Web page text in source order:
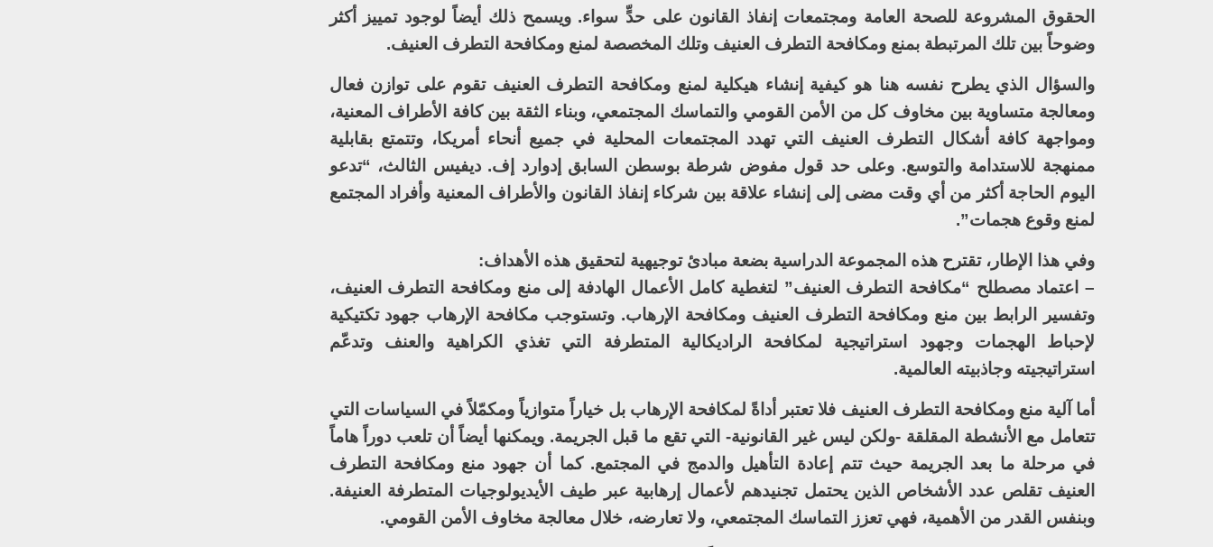
الحقوق المشروعة للصحة العامة ومجتمعات إنفاذ القانون على حدٍّ سواء. ويسمح ذلك أيضاً لوجود تمييز أكثر
وضوحاً بين تلك المرتبطة بمنع ومكافحة التطرف العنيف وتلك المخصصة لمنع ومكافحة التطرف العنيف.
والسؤال الذي يطرح نفسه هنا هو كيفية إنشاء هيكلية لمنع ومكافحة التطرف العنيف تقوم على توازن فعال
ومعالجة متساوية بين مخاوف كل من الأمن القومي والتماسك المجتمعي، وبناء الثقة بين كافة الأطراف المعنية،
ومواجهة كافة أشكال التطرف العنيف التي تهدد المجتمعات المحلية في جميع أنحاء أمريكا، وتتمتع بقابلية
ممنهجة للاستدامة والتوسع. وعلى حد قول مفوض شرطة بوسطن السابق إدوارد إف. ديفيس الثالث، “تدعو
اليوم الحاجة أكثر من أي وقت مضى إلى إنشاء علاقة بين شركاء إنفاذ القانون والأطراف المعنية وأفراد المجتمع
لمنع وقوع هجمات”.
وفي هذا الإطار، تقترح هذه المجموعة الدراسية بضعة مبادئ توجيهية لتحقيق هذه الأهداف:
– اعتماد مصطلح “مكافحة التطرف العنيف” لتغطية كامل الأعمال الهادفة إلى منع ومكافحة التطرف العنيف،
وتفسير الرابط بين منع ومكافحة التطرف العنيف ومكافحة الإرهاب. وتستوجب مكافحة الإرهاب جهود تكتيكية
لإحباط الهجمات وجهود استراتيجية لمكافحة الراديكالية المتطرفة التي تغذي الكراهية والعنف وتدعّم
استراتيجيته وجاذبيته العالمية.
أما آلية منع ومكافحة التطرف العنيف فلا تعتبر أداةً لمكافحة الإرهاب بل خياراً متوازياً ومكمّلاً في السياسات التي
تتعامل مع الأنشطة المقلقة -ولكن ليس غير القانونية- التي تقع ما قبل الجريمة. ويمكنها أيضاً أن تلعب دوراً هاماً
في مرحلة ما بعد الجريمة حيث تتم إعادة التأهيل والدمج في المجتمع. كما أن جهود منع ومكافحة التطرف
العنيف تقلص عدد الأشخاص الذين يحتمل تجنيدهم لأعمال إرهابية عبر طيف الأيديولوجيات المتطرفة العنيفة.
وبنفس القدر من الأهمية، فهي تعزز التماسك المجتمعي، ولا تعارضه، خلال معالجة مخاوف الأمن القومي.